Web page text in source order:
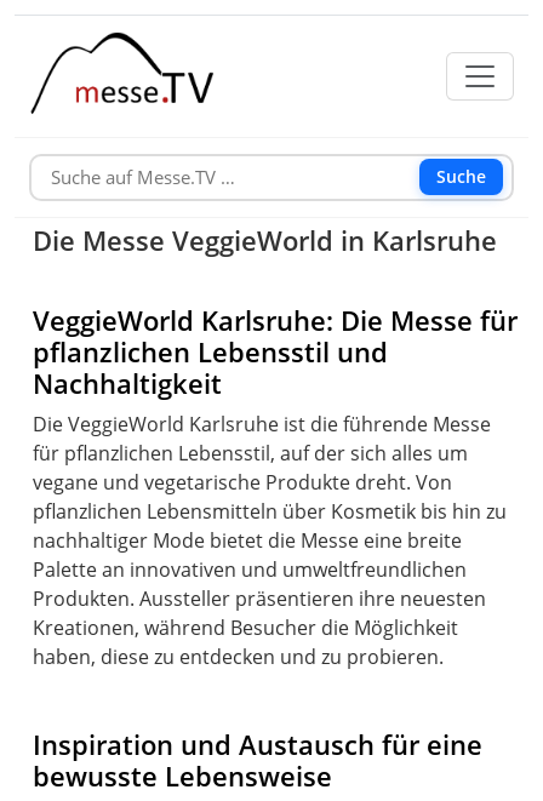
Suche
Die Messe VeggieWorld in Karlsruhe
VeggieWorld Karlsruhe: Die Messe für
pflanzlichen Lebensstil und
Nachhaltigkeit
Die VeggieWorld Karlsruhe ist die führende Messe
für pflanzlichen Lebensstil, auf der sich alles um
vegane und vegetarische Produkte dreht. Von
pflanzlichen Lebensmitteln über Kosmetik bis hin zu
nachhaltiger Mode bietet die Messe eine breite
Palette an innovativen und umweltfreundlichen
Produkten. Aussteller präsentieren ihre neuesten
Kreationen, während Besucher die Möglichkeit
haben, diese zu entdecken und zu probieren.
Inspiration und Austausch für eine
bewusste Lebensweise